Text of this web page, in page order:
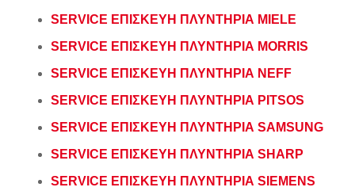
SERVICE ΕΠΙΣΚΕΥΗ ΠΛΥΝΤΗΡΙΑ MIELE
SERVICE ΕΠΙΣΚΕΥΗ ΠΛΥΝΤΗΡΙΑ MORRIS
SERVICE ΕΠΙΣΚΕΥΗ ΠΛΥΝΤΗΡΙΑ NEFF
SERVICE ΕΠΙΣΚΕΥΗ ΠΛΥΝΤΗΡΙΑ PITSOS
SERVICE ΕΠΙΣΚΕΥΗ ΠΛΥΝΤΗΡΙΑ SAMSUNG
SERVICE ΕΠΙΣΚΕΥΗ ΠΛΥΝΤΗΡΙΑ SHARP
SERVICE ΕΠΙΣΚΕΥΗ ΠΛΥΝΤΗΡΙΑ SIEMENS